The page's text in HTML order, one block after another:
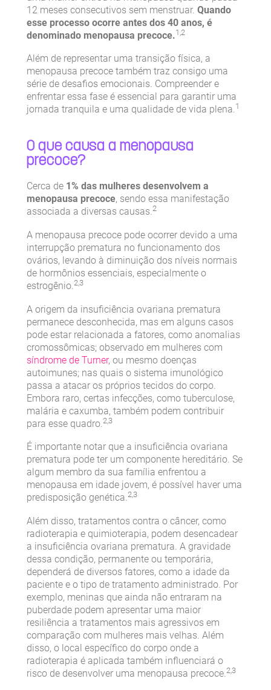
12 meses consecutivos sem menstruar. Quando
esse processo ocorre antes dos 40 anos, é
denominado menopausa precoce.1,2
Além de representar uma transição física, a
menopausa precoce também traz consigo uma
série de desafios emocionais. Compreender e
enfrentar essa fase é essencial para garantir uma
jornada tranquila e uma qualidade de vida plena.1
O que causa a menopausa
precoce?
Cerca de 1% das mulheres desenvolvem a
menopausa precoce, sendo essa manifestação
associada a diversas causas.2
A menopausa precoce pode ocorrer devido a uma
interrupção prematura no funcionamento dos
ovários, levando à diminuição dos níveis normais
de hormônios essenciais, especialmente o
estrogênio.2,3
A origem da insuficiência ovariana prematura
permanece desconhecida, mas em alguns casos
pode estar relacionada a fatores, como anomalias
cromossômicas; observado em mulheres com
síndrome de Turner, ou mesmo doenças
autoimunes; nas quais o sistema imunológico
passa a atacar os próprios tecidos do corpo.
Embora raro, certas infecções, como tuberculose,
malária e caxumba, também podem contribuir
para esse quadro. 2,3
É importante notar que a insuficiência ovariana
prematura pode ter um componente hereditário. Se
algum membro da sua família enfrentou a
menopausa em idade jovem, é possível haver uma
predisposição genética.2,3
Além disso, tratamentos contra o câncer, como
radioterapia e quimioterapia, podem desencadear
a insuficiência ovariana prematura. A gravidade
dessa condição, permanente ou temporária,
dependerá de diversos fatores, como a idade da
paciente e o tipo de tratamento administrado. Por
exemplo, meninas que ainda não entraram na
puberdade podem apresentar uma maior
resiliência a tratamentos mais agressivos em
comparação com mulheres mais velhas. Além
disso, o local específico do corpo onde a
radioterapia é aplicada também influenciará o
risco de desenvolver uma menopausa precoce.2,3